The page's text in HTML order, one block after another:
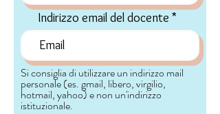
i
r
e
Indirizzo email del docente
Si consiglia di utilizzare un indirizzo mail
personale (es. gmail, libero, virgilio,
hotmail, yahoo) e non un'indirizzo
istituzionale.